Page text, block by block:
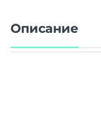
Описание